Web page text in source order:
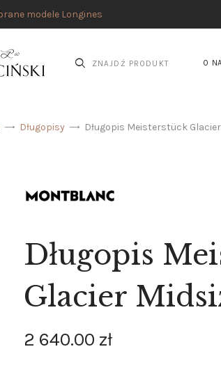
modele Longines
O
Długopisy Długopis Meisterstück
Długopis
Glacier
2 640.00 zł